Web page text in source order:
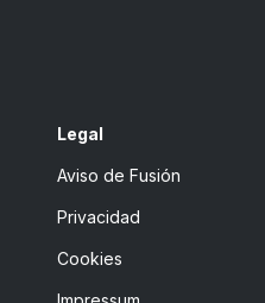
Legal
Aviso de Fusión
Privacidad
Cookies